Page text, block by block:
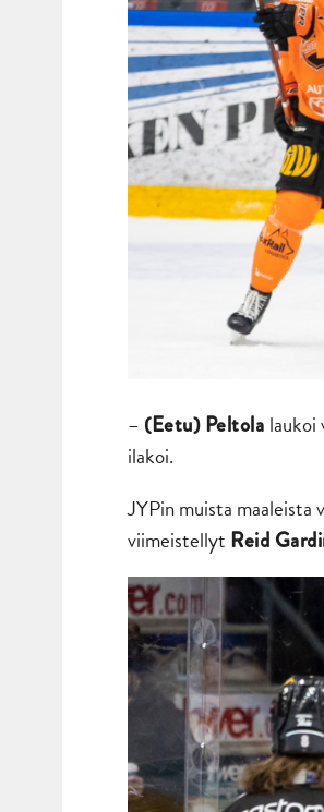
– (Eetu) Peltola laukoi
ilakoi.
JYPin muista maaleista
viimeistellyt Reid